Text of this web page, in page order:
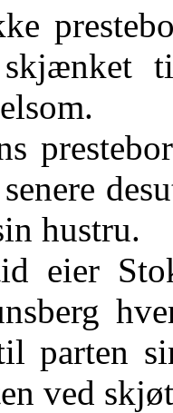
hustru.
parten
ved